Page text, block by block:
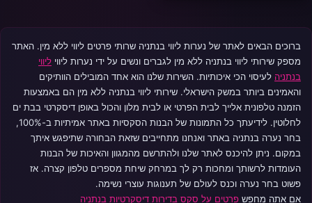
ברוכים הבאים לאתר של נערות ליווי בנתניה שרותי פרטים ליווי ללא מין. האתר
מספק שירותי ליווי בנתניה ללא מין לגברים ונשים על ידי נערות ליווי ליווי
בנתניה לעיסוי הכי איכותיות. השירות שלנו הוא אחד המובילים הוותיקים
והאמינים ביותר במשק הישראלי. שירותי ליווי בנתניה ללא מין הם באמצעות
הזמנה טלפונית אלייך לבית הפרטי או לבית מלון והכול באופן דיסקרטי בבת ים
לחלוטין. לידיעתך כל התמונות של הבנות הסקסיות באתר אמיתיות ב-100%,
בחר נערה בנתניה באתר ואנחנו מתחייבים שזאת הבחורה שתיפגש איתך
במקום. ניתן להיכנס לאתר שלנו ולהתרשם מהמגוון והאיכות של הבנות
העומדות לרשותך ומחכות רק לך במרחק שיחת מספרים טלפון קצרה. אז
פשוט בחר נערה וכנס לעולם של תענוגות עוצרי נשימה.
אם אתה מחפש פרטים על סקס בדירות דיסקרטיות בנתניה